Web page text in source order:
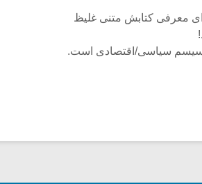
معرفی کتابش متنی غلیظ
سیاسی/اقتصادی است.